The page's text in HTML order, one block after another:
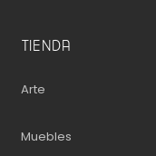
TIENDA
Arte
Muebles